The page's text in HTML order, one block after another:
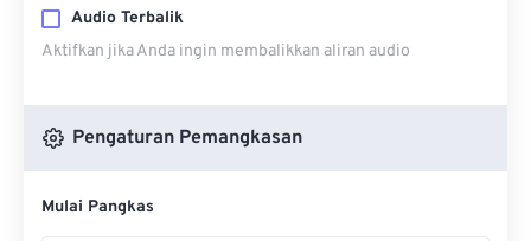
Audio Terbalik
Aktifkan jika Anda ingin membalikkan aliran audio
Pengaturan Pemangkasan
Mulai Pangkas